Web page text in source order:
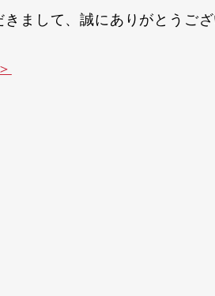
まして、誠にありがとうござ